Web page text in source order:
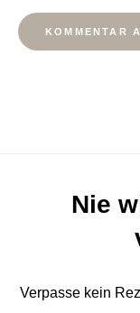
Nie
Verpasse kein